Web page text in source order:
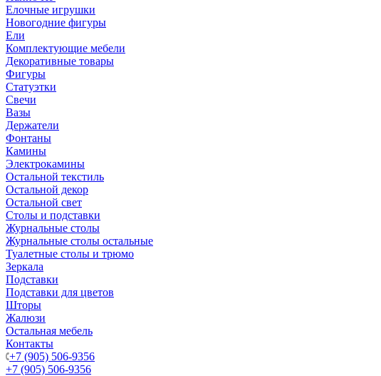
Елочные игрушки
Новогодние фигуры
Ели
Комплектующие мебели
Декоративные товары
Фигуры
Статуэтки
Свечи
Вазы
Держатели
Фонтаны
Камины
Электрокамины
Остальной текстиль
Остальной декор
Остальной свет
Столы и подставки
Журнальные столы
Журнальные столы остальные
Туалетные столы и трюмо
Зеркала
Подставки
Подставки для цветов
Шторы
Жалюзи
Остальная мебель
Контакты
+7 (905) 506-9356
+7 (905) 506-9356